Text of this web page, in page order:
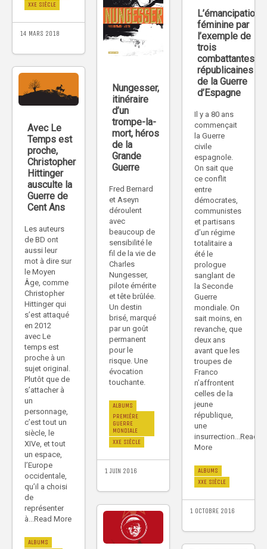
XXE SIÈCLE
14 MARS 2018
L’émancipation
féminine par
l’exemple de
trois
combattantes
républicaines
de la Guerre
d’Espagne
Il y a 80 ans
commençait
la Guerre
civile
espagnole.
On sait que
ce conflit
entre
démocrates,
communistes
et partisans
d’un régime
totalitaire a
été le
prologue
sanglant de
la Seconde
Guerre
mondiale. On
sait moins, en
revanche, que
deux ans
avant que les
troupes de
Franco
n’affrontent
celles de la
jeune
république,
une
insurrection...Read
More
ALBUMS
XXE SIÈCLE
1 OCTOBRE 2016
Nungesser,
itinéraire
d’un
trompe-la-
mort, héros
de la
Grande
Guerre
Fred Bernard
et Aseyn
déroulent
avec
beaucoup de
sensibilité le
fil de la vie de
Charles
Nungesser,
pilote émérite
et tête brûlée.
Un destin
brisé, marqué
par un goût
permanent
pour le
risque. Une
évocation
touchante.
ALBUMS
PREMIÈRE
GUERRE
MONDIALE
XXE SIÈCLE
1 JUIN 2016
Avec Le
Temps est
proche,
Christopher
Hittinger
ausculte la
Guerre de
Cent Ans
Les auteurs
de BD ont
aussi leur
mot à dire sur
le Moyen
Âge, comme
Christopher
Hittinger qui
s’est attaqué
en 2012
avec Le
temps est
proche à un
sujet original.
Plutôt que de
s’attacher à
un
personnage,
c’est tout un
siècle, le
XIVe, et tout
un espace,
l’Europe
occidentale,
qu’il a choisi
de
représenter
à...Read More
ALBUMS